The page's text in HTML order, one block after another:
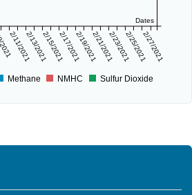
Dates
2/11/20212/13/20212/15/20212/17/20212/19/20212/21/20212/23/20212/25/20212/27/2021
Methane NMHC Sulfur Dioxide